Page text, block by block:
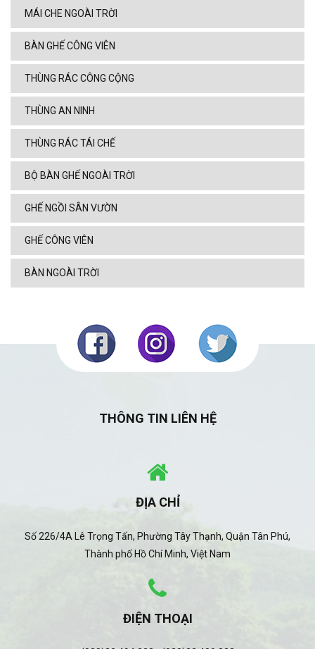
MÁI CHE NGOÀI TRỜI
BÀN GHẾ CÔNG VIÊN
THÙNG RÁC CÔNG CỘNG
THÙNG AN NINH
THÙNG RÁC TÁI CHẾ
BỘ BÀN GHẾ NGOÀI TRỜI
GHẾ NGỒI SÂN VƯỜN
GHẾ CÔNG VIÊN
BÀN NGOÀI TRỜI
THÔNG TIN LIÊN HỆ
ĐỊA CHỈ
Số 226/4A Lê Trọng Tấn, Phường Tây Thạnh, Quận Tân Phú,
Thành phố Hồ Chí Minh, Việt Nam
ĐIỆN THOẠI